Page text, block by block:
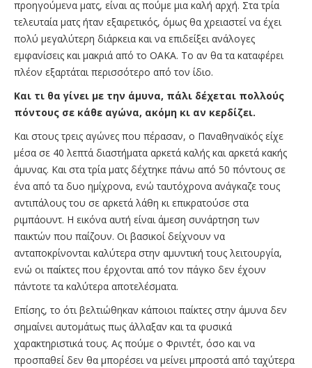
προηγούμενα ματς, είναι ας πούμε μια καλή αρχή. Στα τρία
τελευταία ματς ήταν εξαιρετικός, όμως θα χρειαστεί να έχει
πολύ μεγαλύτερη διάρκεια και να επιδείξει ανάλογες
εμφανίσεις και μακριά από το ΟΑΚΑ. Το αν θα τα καταφέρει
πλέον εξαρτάται περισσότερο από τον ίδιο.
Και τι θα γίνει με την άμυνα, πάλι δέχεται πολλούς
πόντους σε κάθε αγώνα, ακόμη κι αν κερδίζει.
Και στους τρεις αγώνες που πέρασαν, ο Παναθηναϊκός είχε
μέσα σε 40 λεπτά διαστήματα αρκετά καλής και αρκετά κακής
άμυνας. Και στα τρία ματς δέχτηκε πάνω από 50 πόντους σε
ένα από τα δυο ημίχρονα, ενώ ταυτόχρονα ανάγκαζε τους
αντιπάλους του σε αρκετά λάθη κι επικρατούσε στα
ριμπάουντ. Η εικόνα αυτή είναι άμεση συνάρτηση των
παικτών που παίζουν. Οι βασικοί δείχνουν να
ανταποκρίνονται καλύτερα στην αμυντική τους λειτουργία,
ενώ οι παίκτες που έρχονται από τον πάγκο δεν έχουν
πάντοτε τα καλύτερα αποτελέσματα.
Επίσης, το ότι βελτιώθηκαν κάποιοι παίκτες στην άμυνα δεν
σημαίνει αυτομάτως πως άλλαξαν και τα φυσικά
χαρακτηριστικά τους. Ας πούμε ο Φριντέτ, όσο και να
προσπαθεί δεν θα μπορέσει να μείνει μπροστά από ταχύτερα